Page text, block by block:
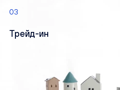
03
Трейд-ин